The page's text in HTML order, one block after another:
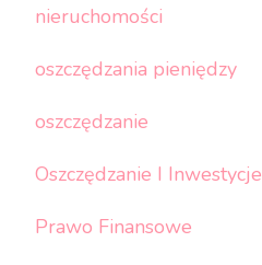
nieruchomości
oszczędzania pieniędzy
oszczędzanie
Oszczędzanie I Inwestycje
Prawo Finansowe